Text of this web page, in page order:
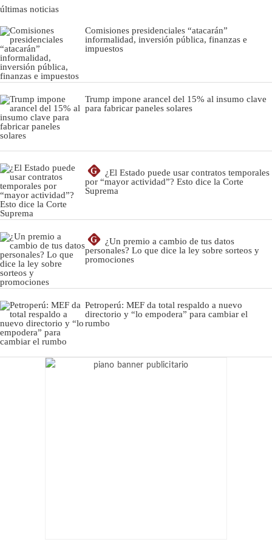
últimas noticias
Comisiones presidenciales “atacarán”
informalidad, inversión pública, finanzas e
impuestos
Trump impone arancel del 15% al insumo clave
para fabricar paneles solares
G
¿El Estado puede usar contratos temporales
por “mayor actividad”? Esto dice la Corte
Suprema
G
¿Un premio a cambio de tus datos
personales? Lo que dice la ley sobre sorteos y
promociones
Petroperú: MEF da total respaldo a nuevo
directorio y “lo empodera” para cambiar el
rumbo